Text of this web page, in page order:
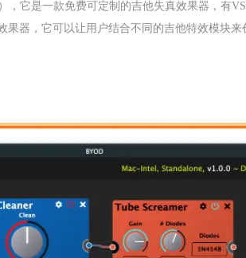
，它是一款免费可定制的吉他失真效果器，有
果器，它可以让用户结合不同的吉他特效模块